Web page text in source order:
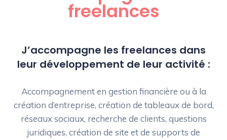
freelances
J’accompagne les freelances dans
leur développement de leur activité :
Accompagnement en gestion financière ou à la
création d’entreprise, création de tableaux de bord,
réseaux sociaux, recherche de clients, questions
juridiques, création de site et de supports de